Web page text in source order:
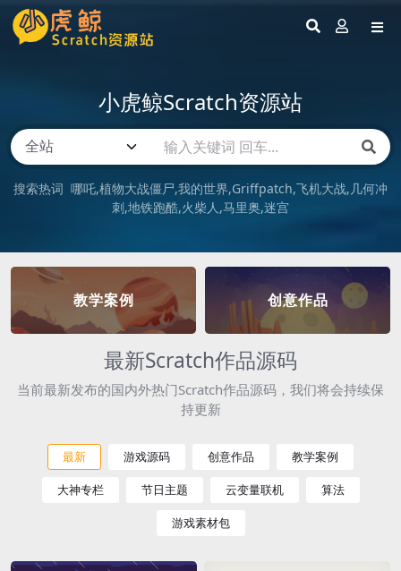
小虎鲸Scratch资源站
搜索热词 哪吒 植物大战僵尸 我的世界 Griffpatch 飞机大战 几何冲
刺 地铁跑酷 火柴人 马里奥 迷宫
教学案例 创意作品
最新Scratch作品源码
当前最新发布的国内外热门Scratch作品源码，我们将会持续保
持更新
最新 游戏源码 创意作品 教学案例
大神专栏 节日主题 云变量联机 算法
游戏素材包